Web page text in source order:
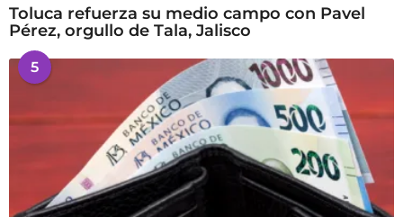
Toluca refuerza su medio campo con Pavel
Pérez, orgullo de Tala, Jalisco
5